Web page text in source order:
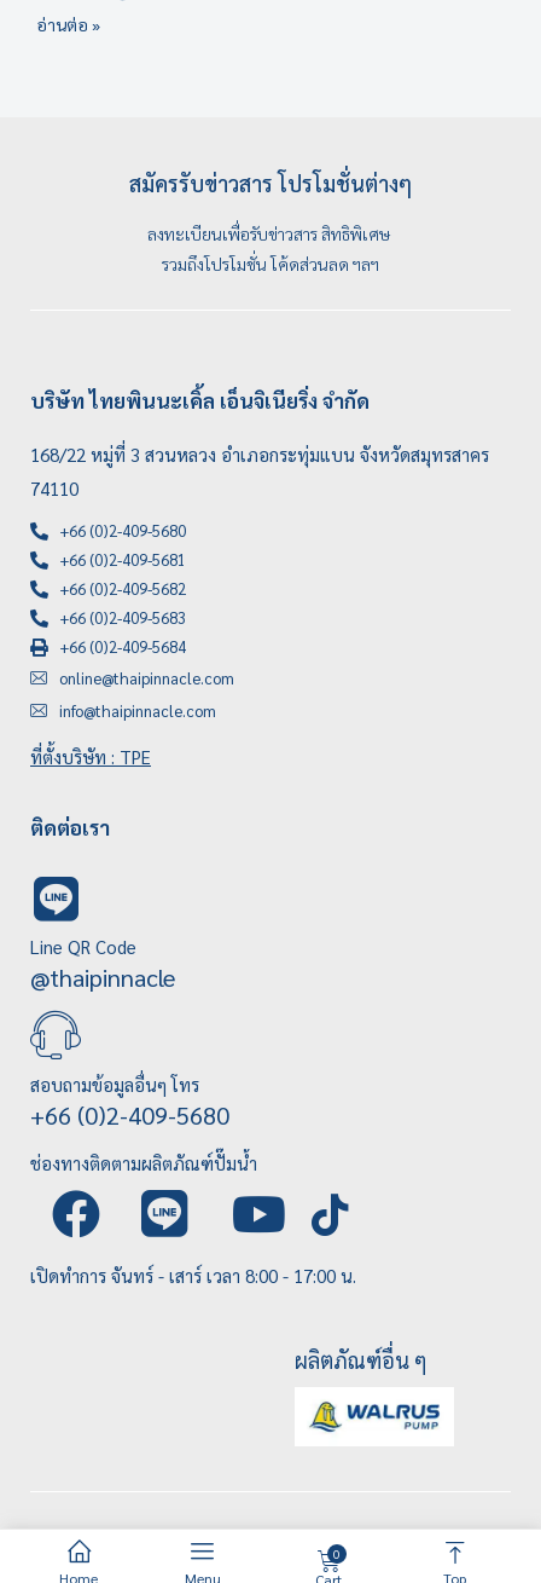
อ่านต่อ »
สมัครรับข่าวสาร โปรโมชั่นต่างๆ
ลงทะเบียนเพื่อรับข่าวสาร สิทธิพิเศษ
รวมถึงโปรโมชั่น โค้ดส่วนลด ฯลฯ
บริษัท ไทยพินนะเคิ้ล เอ็นจิเนียริ่ง จำกัด
168/22 หมู่ที่ 3 สวนหลวง อำเภอกระทุ่มแบน จังหวัดสมุทรสาคร
74110
+66 (0)2-409-5680
+66 (0)2-409-5681
+66 (0)2-409-5682
+66 (0)2-409-5683
+66 (0)2-409-5684
online@thaipinnacle.com
info@thaipinnacle.com
ที่ตั้งบริษัท : TPE
ติดต่อเรา
Line QR Code
@thaipinnacle
สอบถามข้อมูลอื่นๆ โทร
+66 (0)2-409-5680
ช่องทางติดตามผลิตภัณฑ์ปั๊มน้ำ
เปิดทำการ จันทร์ - เสาร์ เวลา 8:00 - 17:00 น.
ผลิตภัณฑ์อื่น ๆ
Home Menu
0
Top